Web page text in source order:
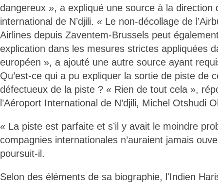
dangereux », a expliqué une source à la direction
international de N’djili. « Le non-décollage de
Airlines depuis Zaventem-Brussels peut
explication dans les mesures strictes appliquées
européen », a ajouté une autre source ayant
Qu’est-ce qui a pu expliquer la sortie de piste de
défectueux de la piste ? « Rien de tout cela »,
l’Aéroport International de N’djili, Michel Otshudi
« La piste est parfaite et s’il y avait le moindre
compagnies internationales n’auraient jamais
poursuit-il.
Selon des éléments de sa biographie, l'Indien